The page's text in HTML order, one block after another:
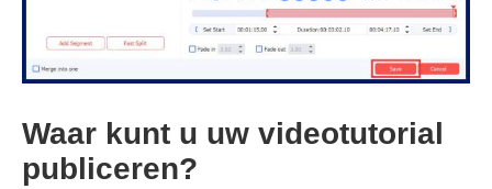
Waar kunt u uw videotutorial
publiceren?